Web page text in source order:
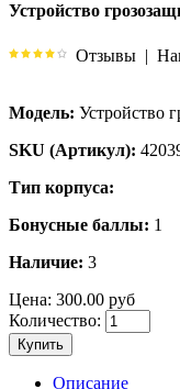
Устройство
Отзывы |
Модель: Устройство
SKU (Артикул):
Тип корпуса:
Бонусные баллы: 1
Наличие: 3
Цена: 300.00 руб
Количество:
Купить
Описание